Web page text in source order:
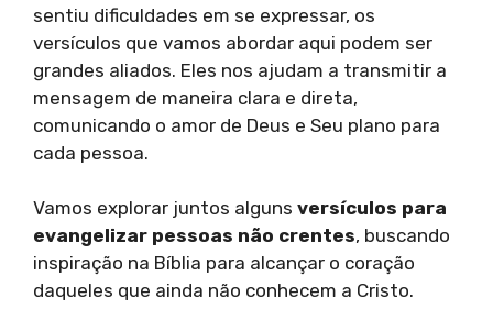
sentiu dificuldades em se expressar, os
versículos que vamos abordar aqui podem ser
grandes aliados. Eles nos ajudam a transmitir a
mensagem de maneira clara e direta,
comunicando o amor de Deus e Seu plano para
cada pessoa.
Vamos explorar juntos alguns versículos para
evangelizar pessoas não crentes, buscando
inspiração na Bíblia para alcançar o coração
daqueles que ainda não conhecem a Cristo.